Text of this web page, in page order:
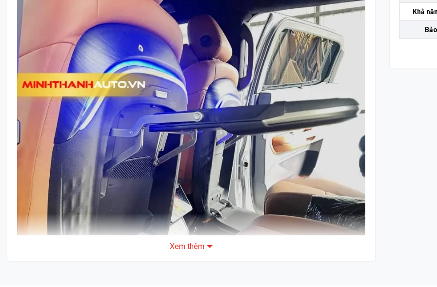
Xem thêm
Khả